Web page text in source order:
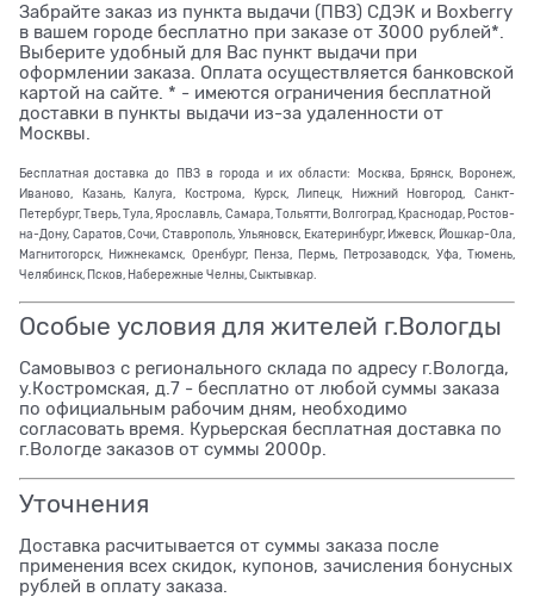
Забрайте заказ из пункта выдачи (ПВЗ) СДЭК и Boxberry
в вашем городе бесплатно при заказе от 3000 рублей*.
Выберите удобный для Вас пункт выдачи при
оформлении заказа. Оплата осуществляется банковской
картой на сайте. * - имеются ограничения бесплатной
доставки в пункты выдачи из-за удаленности от
Москвы.
Бесплатная доставка до ПВЗ в города и их области: Москва, Брянск, Воронеж,
Иваново, Казань, Калуга, Кострома, Курск, Липецк, Нижний Новгород, Санкт-
Петербург, Тверь, Тула, Ярославль, Самара, Тольятти, Волгоград, Краснодар, Ростов-
на-Дону, Саратов, Сочи, Ставрополь, Ульяновск, Екатеринбург, Ижевск, Йошкар-Ола,
Магнитогорск, Нижнекамск, Оренбург, Пенза, Пермь, Петрозаводск, Уфа, Тюмень,
Челябинск, Псков, Набережные Челны, Сыктывкар.
Особые условия для жителей г.Вологды
Самовывоз с регионального склада по адресу г.Вологда,
у.Костромская, д.7 - бесплатно от любой суммы заказа
по официальным рабочим дням, необходимо
согласовать время. Курьерская бесплатная доставка по
г.Вологде заказов от суммы 2000р.
Уточнения
Доставка расчитывается от суммы заказа после
применения всех скидок, купонов, зачисления бонусных
рублей в оплату заказа.